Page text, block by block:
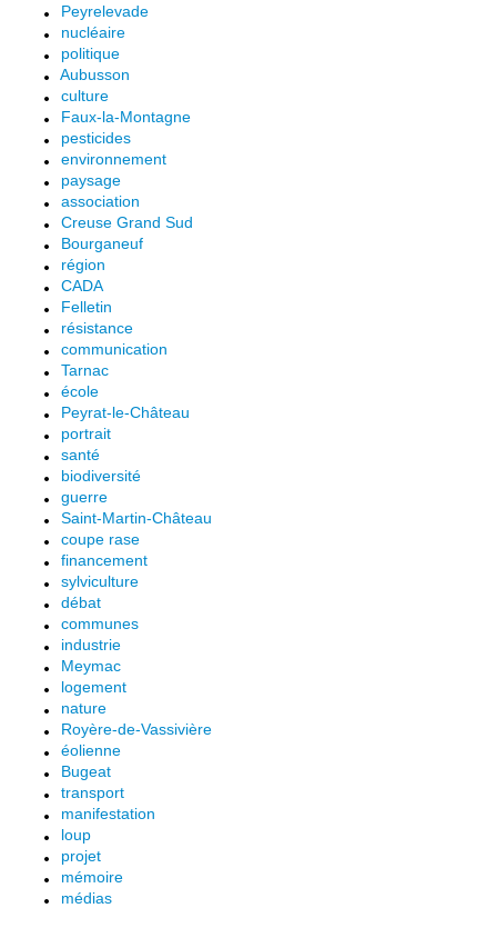
Peyrelevade
nucléaire
politique
Aubusson
culture
Faux-la-Montagne
pesticides
environnement
paysage
association
Creuse Grand Sud
Bourganeuf
région
CADA
Felletin
résistance
communication
Tarnac
école
Peyrat-le-Château
portrait
santé
biodiversité
guerre
Saint-Martin-Château
coupe rase
financement
sylviculture
débat
communes
industrie
Meymac
logement
nature
Royère-de-Vassivière
éolienne
Bugeat
transport
manifestation
loup
projet
mémoire
médias